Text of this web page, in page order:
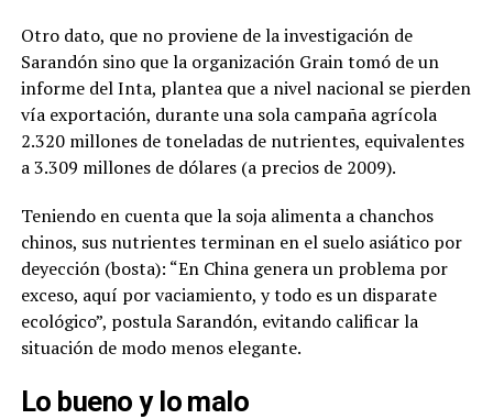
Otro dato, que no proviene de la investigación de
Sarandón sino que la organización Grain tomó de un
informe del Inta, plantea que a nivel nacional se pierden
vía exportación, durante una sola campaña agrícola
2.320 millones de toneladas de nutrientes, equivalentes
a 3.309 millones de dólares (a precios de 2009).
Teniendo en cuenta que la soja alimenta a chanchos
chinos, sus nutrientes terminan en el suelo asiático por
deyección (bosta): “En China genera un problema por
exceso, aquí por vaciamiento, y todo es un disparate
ecológico”, postula Sarandón, evitando calificar la
situación de modo menos elegante.
Lo bueno y lo malo